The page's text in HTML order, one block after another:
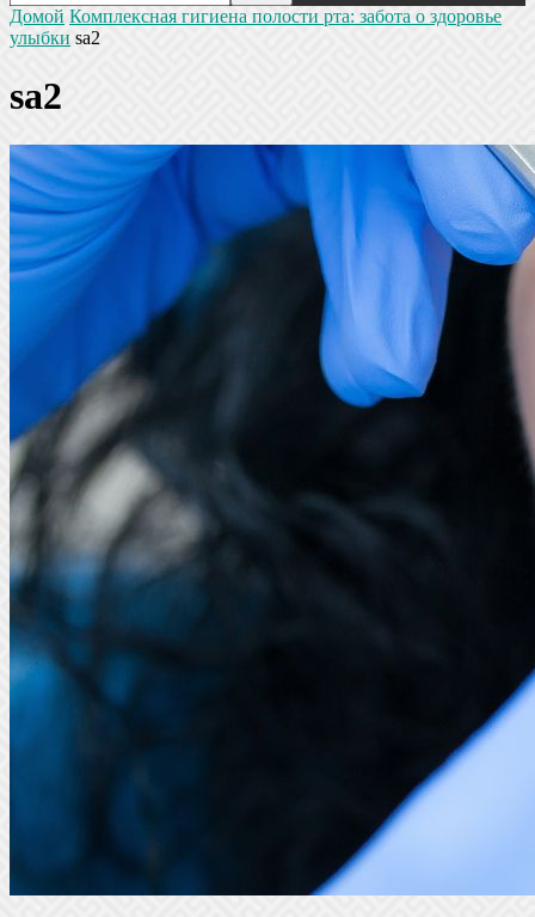
Домой Комплексная гигиена полости рта: забота о здоровье
улыбки sa2
sa2